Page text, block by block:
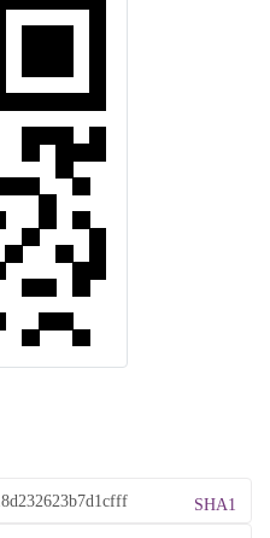
SHA1